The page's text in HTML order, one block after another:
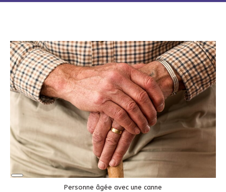
Long
Personne âgée avec une canne